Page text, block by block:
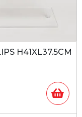
H41XL37.5CM